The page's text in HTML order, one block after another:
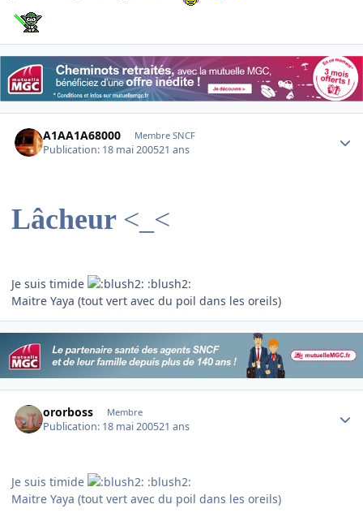
A1AA1A68000 Membre SNCF
Publication: 18 mai 200521 ans
Lâcheur <_<
Je suis timide
:blush2:
Maitre Yaya (tout vert avec du poil dans les oreils)
ororboss Membre
Publication: 18 mai 200521 ans
Je suis timide
:blush2:
Maitre Yaya (tout vert avec du poil dans les oreils)